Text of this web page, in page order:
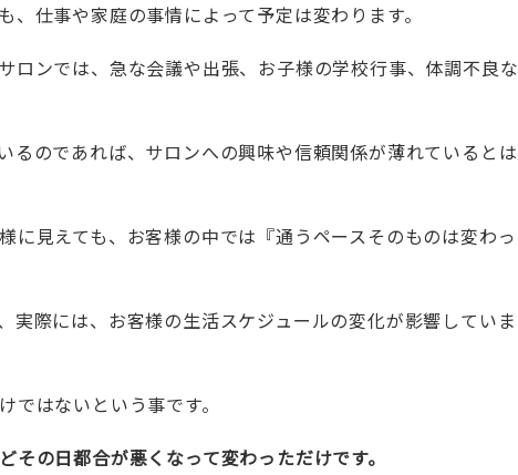
仕事や家庭の事情によって予定は変わります。
ロンでは、急な会議や出張、お子様の学校行事、体調不良な
るのであれば、サロンへの興味や信頼関係が薄れているとは
に見えても、お客様の中では『通うペースそのものは変わっ
実際には、お客様の生活スケジュールの変化が影響していま
ではないという事です。
の日都合が悪くなって変わっただけです。